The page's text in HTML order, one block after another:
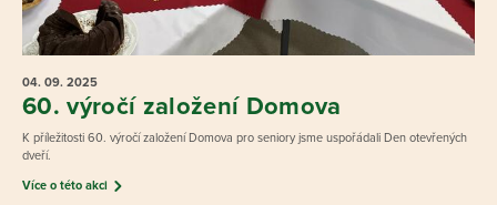
04. 09. 2025
60. výročí založení Domova
K příležitosti 60. výročí založení Domova pro seniory jsme uspořádali Den otevřených
dveří.
Více o této akci